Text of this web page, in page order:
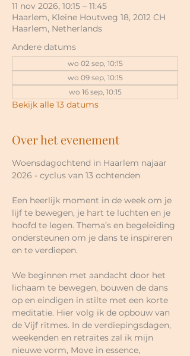
11 nov 2026, 10:15 – 11:45
Haarlem, Kleine Houtweg 18, 2012 CH
Haarlem, Netherlands
Andere datums
wo 02 sep, 10:15
wo 09 sep, 10:15
wo 16 sep, 10:15
Bekijk alle 13 datums
Over het evenement
Woensdagochtend in Haarlem najaar
2026 - cyclus van 13 ochtenden
Een heerlijk moment in de week om je
lijf te bewegen, je hart te luchten en je
hoofd te legen. Thema’s en begeleiding
ondersteunen om je dans te inspireren
en te verdiepen.
We beginnen met aandacht door het
lichaam te bewegen, bouwen de dans
op en eindigen in stilte met een korte
meditatie. Hier volg ik de opbouw van
de Vijf ritmes. In de verdiepingsdagen,
weekenden en retraites zal ik mijn
nieuwe vorm, Move in essence,